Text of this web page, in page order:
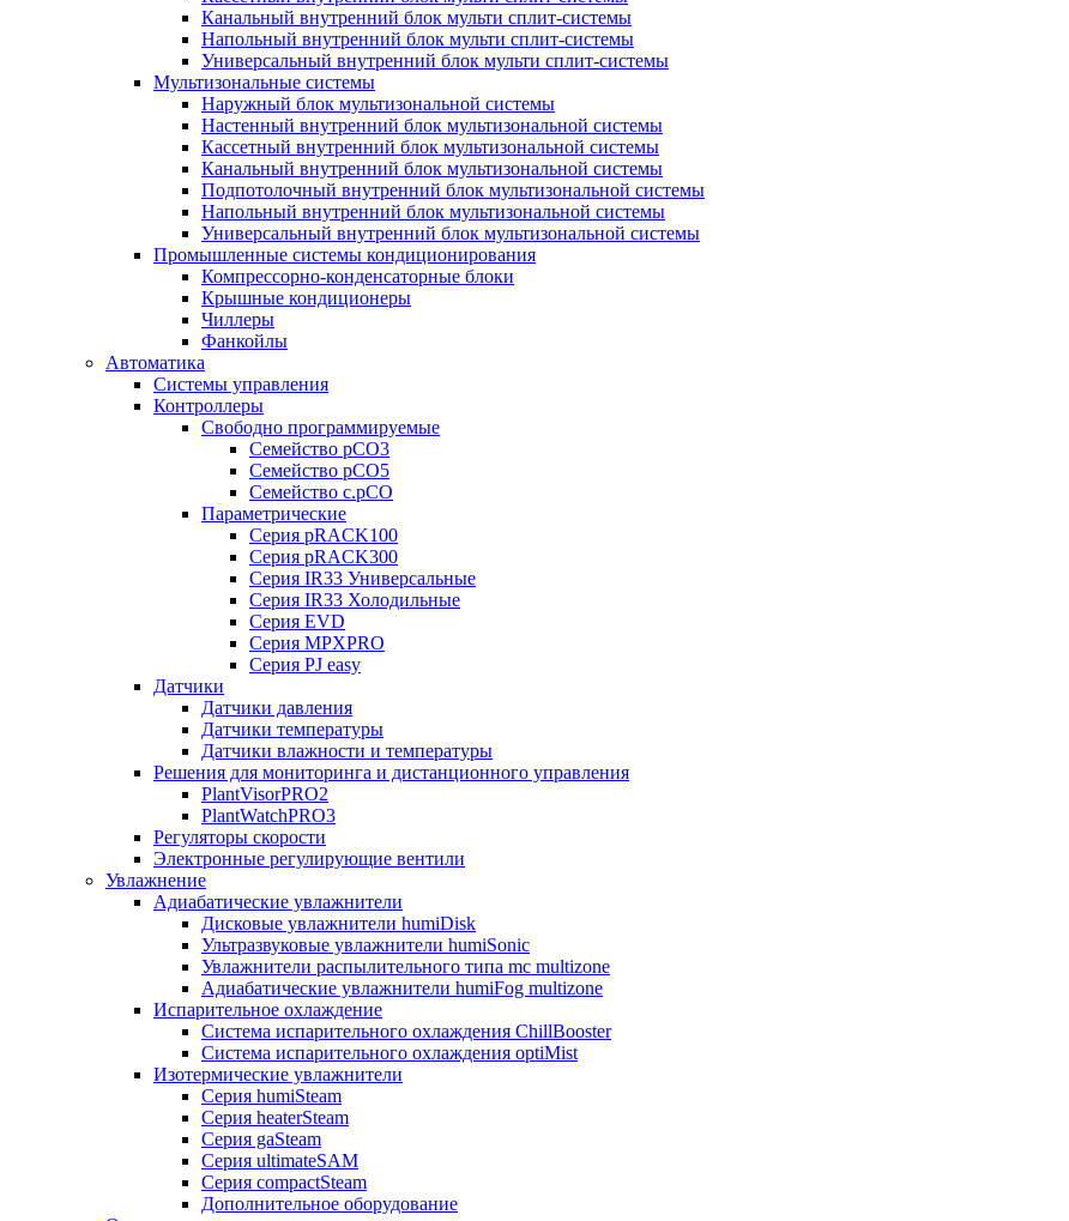
Канальный внутренний блок мульти сплит-системы
Напольный внутренний блок мульти сплит-системы
Универсальный внутренний блок мульти сплит-системы
Мультизональные системы
Наружный блок мультизональной системы
Настенный внутренний блок мультизональной системы
Кассетный внутренний блок мультизональной системы
Канальный внутренний блок мультизональной системы
Подпотолочный внутренний блок мультизональной системы
Напольный внутренний блок мультизональной системы
Универсальный внутренний блок мультизональной системы
Промышленные системы кондиционирования
Компрессорно-конденсаторные блоки
Крышные кондиционеры
Чиллеры
Фанкойлы
Автоматика
Системы управления
Контроллеры
Свободно программируемые
Семейство pCO3
Семейство pCO5
Семейство c.pCO
Параметрические
Серия pRACK100
Серия pRACK300
Серия IR33 Универсальные
Серия IR33 Холодильные
Серия EVD
Серия MPXPRO
Серия PJ easy
Датчики
Датчики давления
Датчики температуры
Датчики влажности и температуры
Решения для мониторинга и дистанционного управления
PlantVisorPRO2
PlantWatchPRO3
Регуляторы скорости
Электронные регулирующие вентили
Увлажнение
Адиабатические увлажнители
Дисковые увлажнители humiDisk
Ультразвуковые увлажнители humiSonic
Увлажнители распылительного типа mc multizone
Адиабатические увлажнители humiFog multizone
Испарительное охлаждение
Система испарительного охлаждения ChillBooster
Система испарительного охлаждения optiMist
Изотермические увлажнители
Серия humiSteam
Серия heaterSteam
Серия gaSteam
Серия ultimateSAM
Серия compactSteam
Дополнительное оборудование